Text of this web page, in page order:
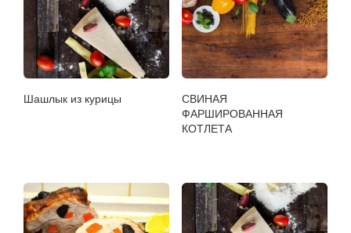
Шашлык из курицы
СВИНАЯ
ФАРШИРОВАННАЯ
КОТЛЕТА